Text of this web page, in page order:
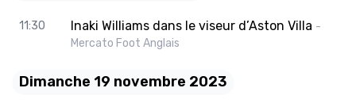
11:30 Inaki Williams dans le viseur d’Aston Villa -
Mercato Foot Anglais
Dimanche 19 novembre 2023